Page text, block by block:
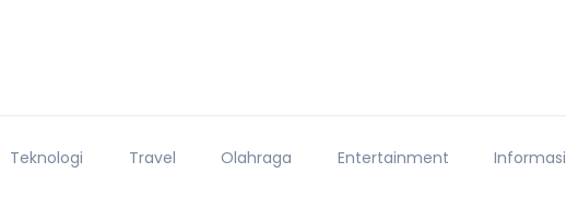
Teknologi Travel Olahraga Entertainment Informasi